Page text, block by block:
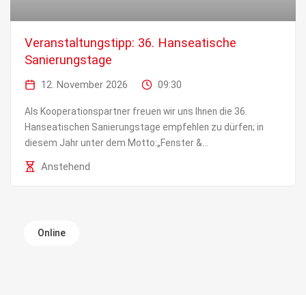
Veranstaltungstipp: 36. Hanseatische
Sanierungstage
12. November 2026 09:30
Als Kooperationspartner freuen wir uns Ihnen die 36.
Hanseatischen Sanierungstage empfehlen zu dürfen; in
diesem Jahr unter dem Motto:„Fenster &...
Anstehend
Online